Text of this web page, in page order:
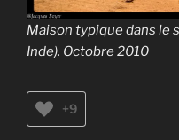
Maison typique dans le
Inde). Octobre 2010
+9